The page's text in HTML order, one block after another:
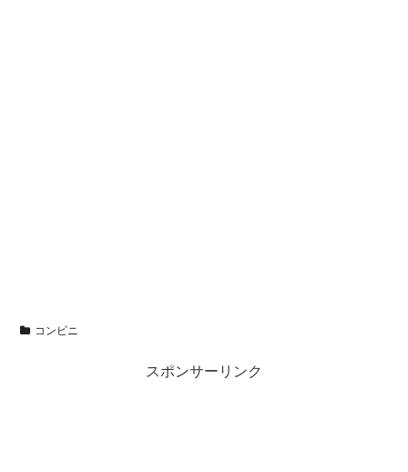
コンビニ
スポンサーリンク